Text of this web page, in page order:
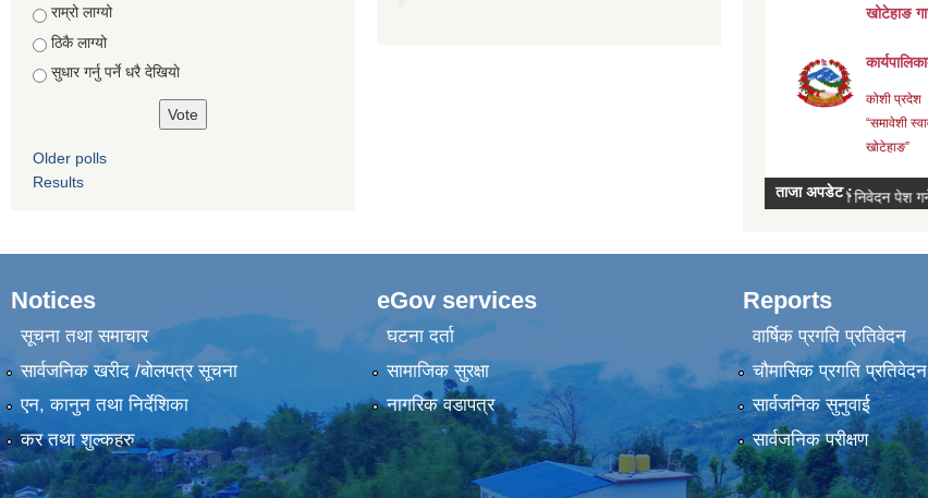
Choices
राम्रो लाग्यो
ठिकै लाग्यो
सुधार गर्नु पर्ने धरै देखियाे
Older polls
Results
Notices
सूचना तथा समाचार
सार्वजनिक खरीद /बोलपत्र सूचना
एन, कानुन तथा निर्देशिका
कर तथा शुल्कहरु
eGov services
घटना दर्ता
सामाजिक सुरक्षा
नागरिक वडापत्र
Reports
वार्षिक प्रगति प्रतिवेदन
चौमासिक प्रगति प्रतिवेदन
सार्वजनिक सुनुवाई
सार्वजनिक परीक्षण